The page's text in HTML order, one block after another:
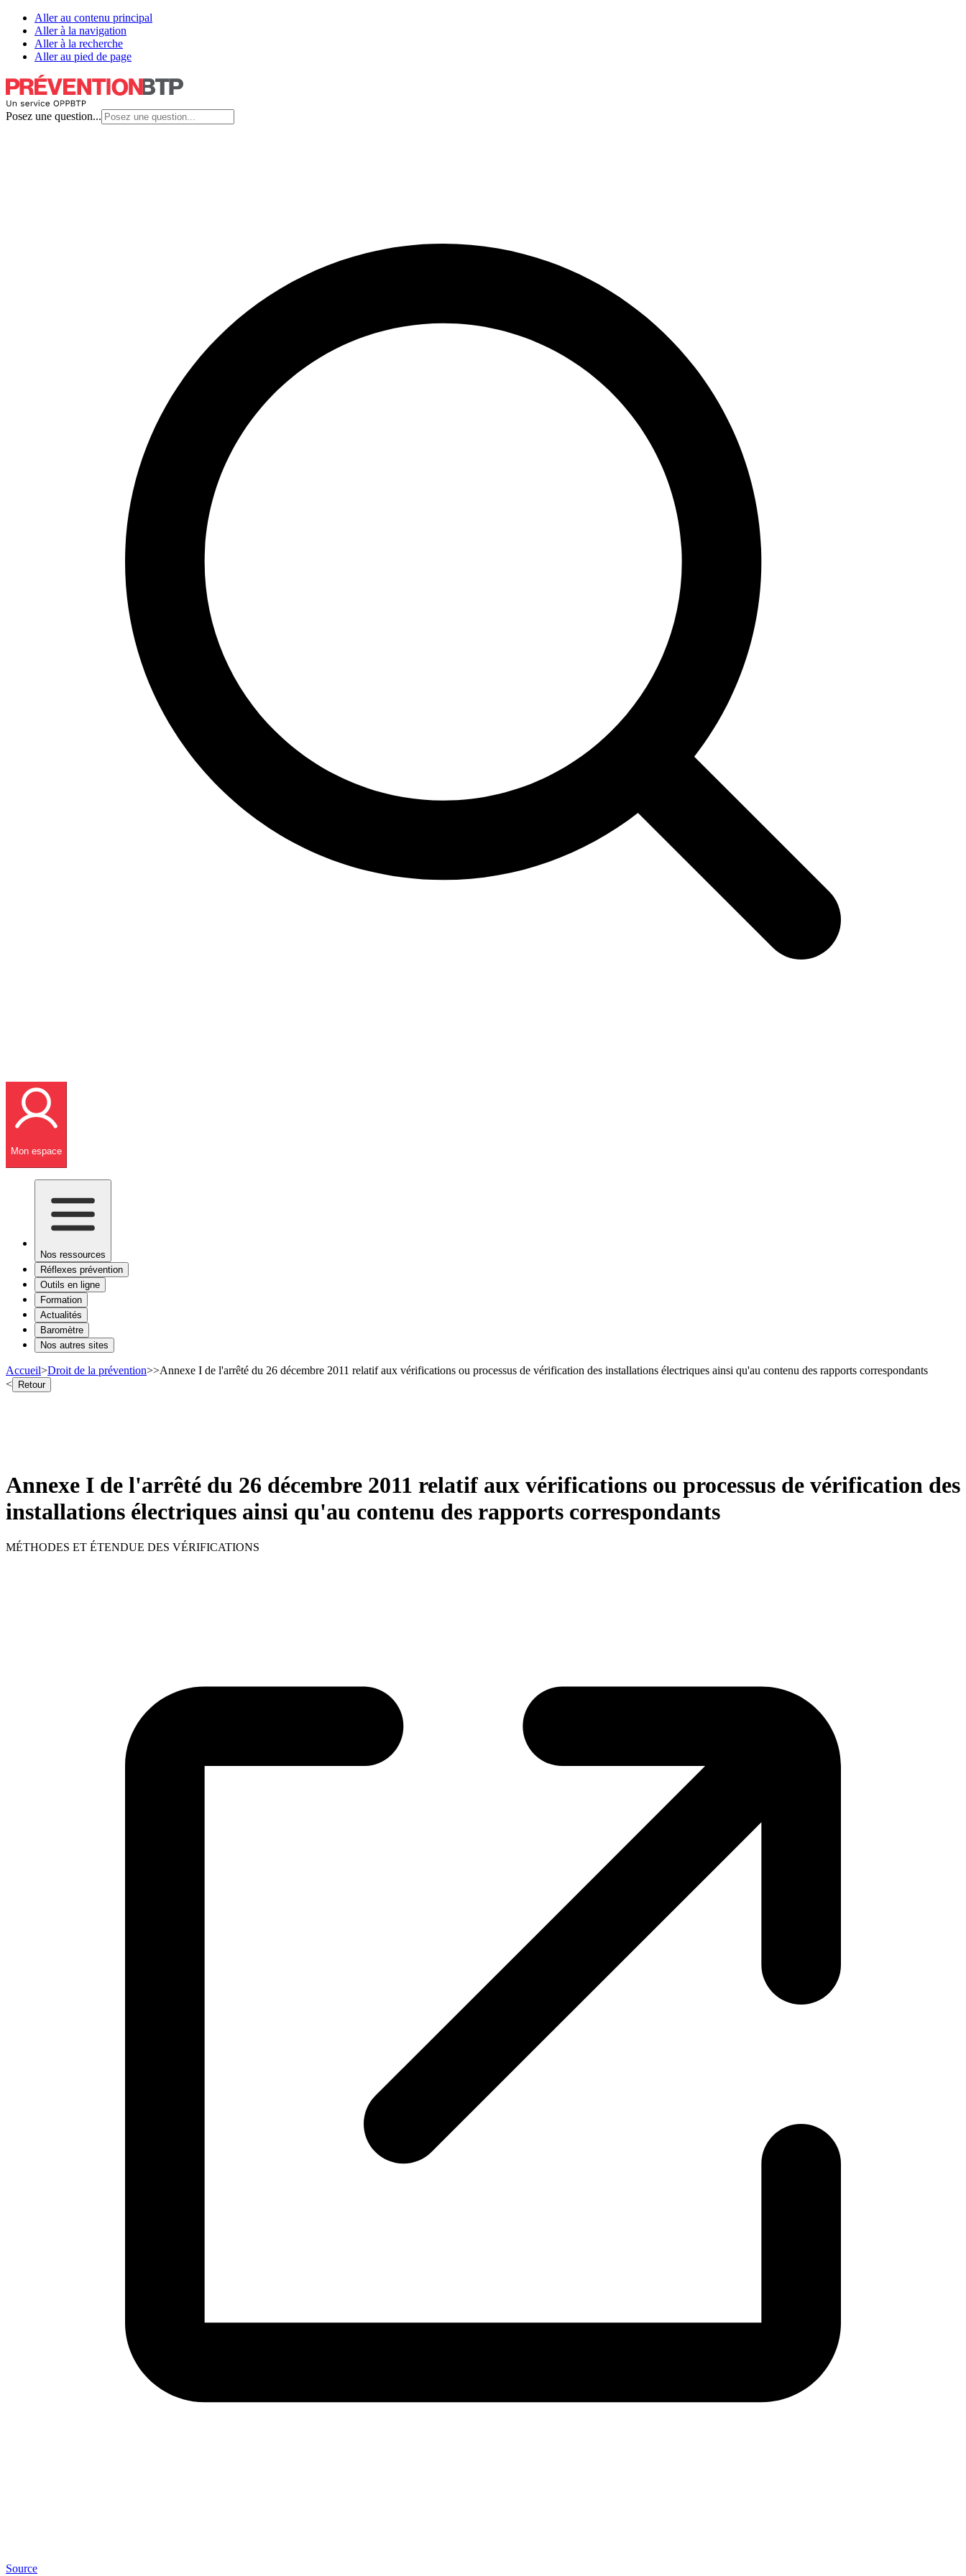
Aller au contenu principal
Aller à la navigation
Aller à la recherche
Aller au pied de page
Posez une question...
Mon espace
Nos ressources
Réflexes prévention
Outils en ligne
Formation
Actualités
Baromètre
Nos autres sites
Accueil>Droit de la prévention>>Annexe I de l'arrêté du 26 décembre 2011 relatif aux vérifications ou processus de vérification des installations électriques ainsi qu'au contenu des rapports correspondants
< Retour
Annexe I de l'arrêté du 26 décembre 2011 relatif aux vérifications ou processus de vérification des
installations électriques ainsi qu'au contenu des rapports correspondants
MÉTHODES ET ÉTENDUE DES VÉRIFICATIONS
Source